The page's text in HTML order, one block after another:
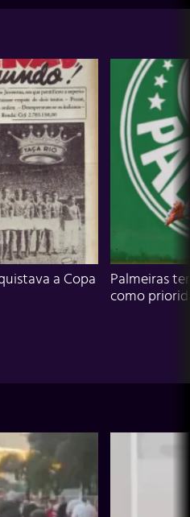
a Copa
Palmeiras
como